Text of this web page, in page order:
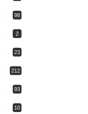
98
2
23
212
93
10